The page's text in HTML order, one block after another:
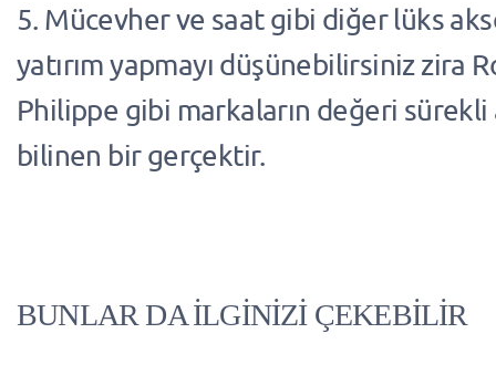
5. Mücevher ve saat gibi diğer lüks
yatırım yapmayı düşünebilirsiniz zira
Philippe gibi markaların değeri sürekli
bilinen bir gerçektir.
BUNLAR DA İLGİNİZİ ÇEKEBİLİR